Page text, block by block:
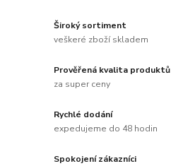
Široký sortiment
veškeré zboží skladem
Prověřená kvalita produktů
za super ceny
Rychlé dodání
expedujeme do 48 hodin
Spokojení zákazníci